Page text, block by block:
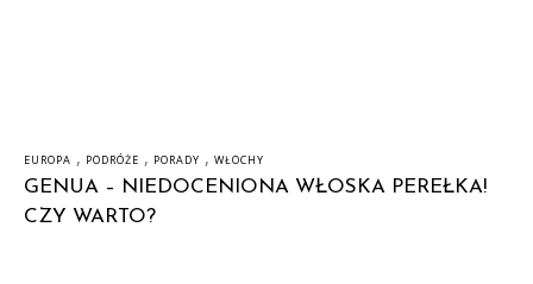
EUROPA , PODRÓŻE , PORADY , WŁOCHY
GENUA – NIEDOCENIONA WŁOSKA PEREŁKA!
CZY WARTO?